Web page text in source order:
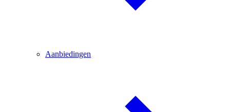
Aanbiedingen